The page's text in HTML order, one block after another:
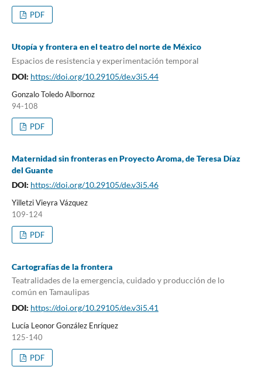
PDF
Utopía y frontera en el teatro del norte de México
Espacios de resistencia y experimentación temporal
DOI: https://doi.org/10.29105/de.v3i5.44
Gonzalo Toledo Albornoz
94-108
PDF
Maternidad sin fronteras en Proyecto Aroma, de Teresa Díaz
del Guante
DOI: https://doi.org/10.29105/de.v3i5.46
Yilletzi Vieyra Vázquez
109-124
PDF
Cartografías de la frontera
Teatralidades de la emergencia, cuidado y producción de lo
común en Tamaulipas
DOI: https://doi.org/10.29105/de.v3i5.41
Lucía Leonor González Enríquez
125-140
PDF